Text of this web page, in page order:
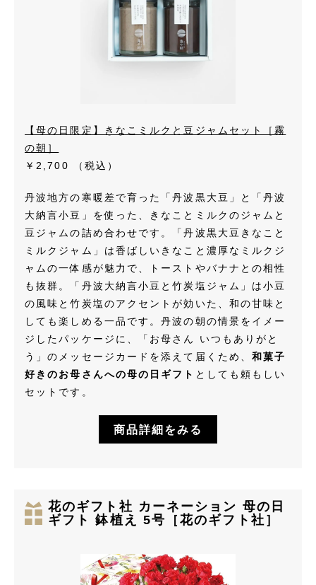
【母の日限定】きなこミルクと豆ジャムセット［霧
の朝］
￥2,700
（税込）
丹波地方の寒暖差で育った「丹波黒大豆」と「丹波
大納言小豆」を使った、きなことミルクのジャムと
豆ジャムの詰め合わせです。「丹波黒大豆きなこと
ミルクジャム」は香ばしいきなこと濃厚なミルクジ
ャムの一体感が魅力で、トーストやバナナとの相性
も抜群。「丹波大納言小豆と竹炭塩ジャム」は小豆
の風味と竹炭塩のアクセントが効いた、和の甘味と
しても楽しめる一品です。丹波の朝の情景をイメー
ジしたパッケージに、「お母さん いつもありがと
う」のメッセージカードを添えて届くため、和菓子
好きのお母さんへの母の日ギフト としても頼もしい
セットです。
商品詳細をみる
花のギフト社 カーネーション 母の日
ギフト 鉢植え 5号［花のギフト社］